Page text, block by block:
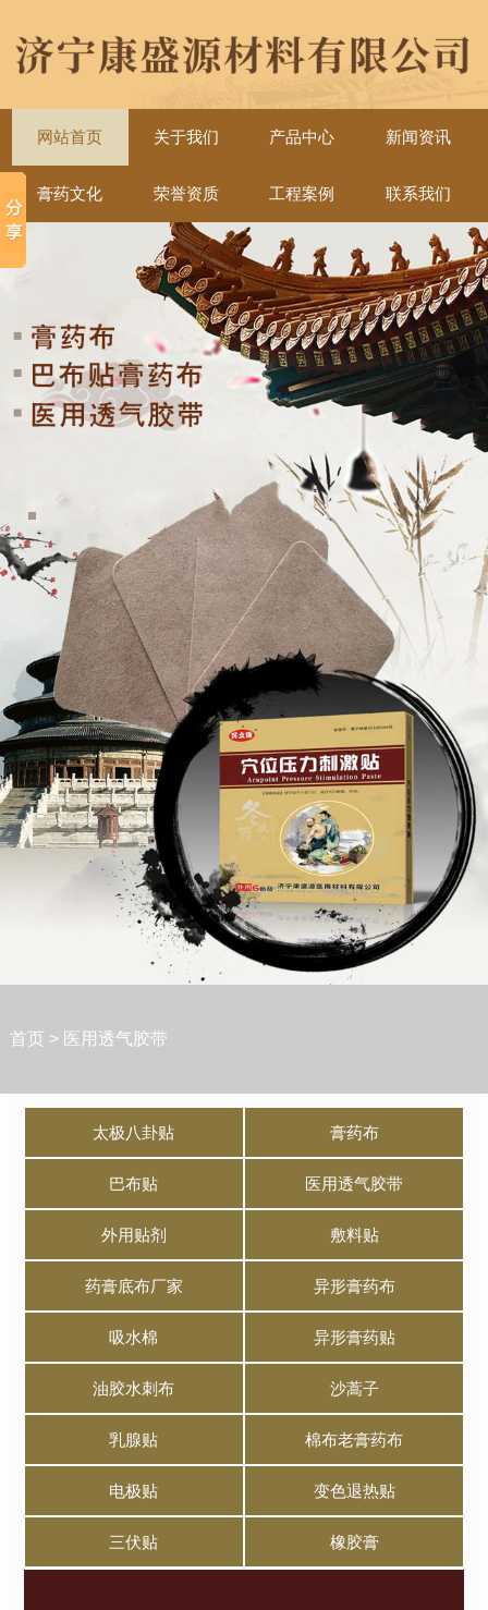
网站首页 关于我们 产品中心 新闻资讯
膏药文化 荣誉资质 工程案例 联系我们
首页 > 医用透气胶带
太极八卦贴 膏药布
巴布贴 医用透气胶带
外用贴剂 敷料贴
药膏底布厂家 异形膏药布
吸水棉 异形膏药贴
油胶水刺布 沙蒿子
乳腺贴 棉布老膏药布
电极贴 变色退热贴
三伏贴 橡胶膏